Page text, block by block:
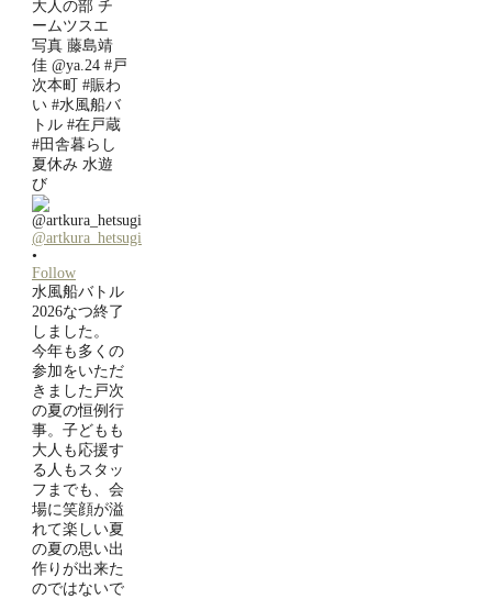
@artkura_hetsugi
•
Follow
水風船バトル
2026なつ終了
しました。
今年も多くの
参加をいただ
きました戸次
の夏の恒例行
事。子どもも
大人も応援す
る人もスタッ
フまでも、会
場に笑顔が溢
れて楽しい夏
の夏の思い出
作りが出来た
のではないで